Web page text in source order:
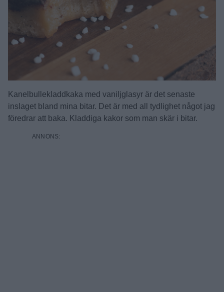
Kanelbullekladdkaka med vaniljglasyr är det senaste
inslaget bland mina bitar. Det är med all tydlighet något jag
föredrar att baka. Kladdiga kakor som man skär i bitar.